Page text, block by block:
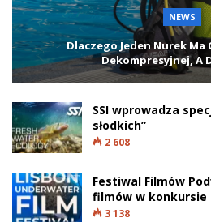
NEWS
Dlaczego Jeden Nurek Ma
Dekompresyjnej, A
SSI wprowadza
słodkich”
2 608
Festiwal Filmów
filmów w konkursie
3 138